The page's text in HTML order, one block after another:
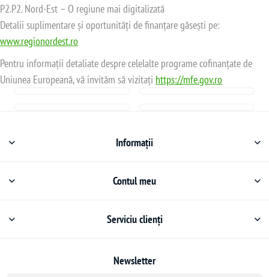
P2.P2. Nord-Est – O regiune mai digitalizată
Detalii suplimentare și oportunități de finanțare găsești pe:
www.regionordest.ro
Pentru informații detaliate despre celelalte programe cofinanțate de
Uniunea Europeană, vă invităm să vizitați https://mfe.gov.ro
Informații
Contul meu
Serviciu clienți
Newsletter